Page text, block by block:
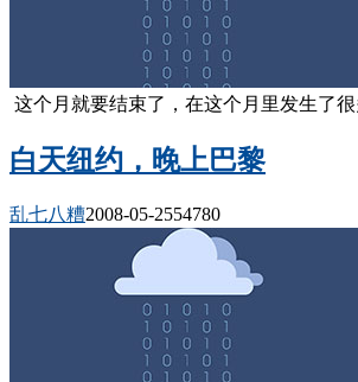
这个月就要结束了，在这个月里发生了
白天纽约，晚上巴黎
乱七八糟2008-05-2554780